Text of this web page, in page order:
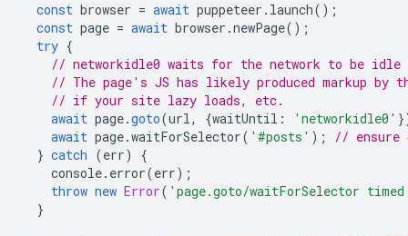
const browser = await puppeteer . launch();
const page = await browser .newPage();
try {
// networkidle0 waits for the network to be idle
// The page's JS has likely produced markup
// if your site lazy loads, etc.
await page.goto(url, {waitUntil : 'networkidle0'
await page.waitForSelector( '#posts' );
// ensure
} catch (err)
{
console. error(err);
throw new Error( 'page.goto/waitForSelector
}